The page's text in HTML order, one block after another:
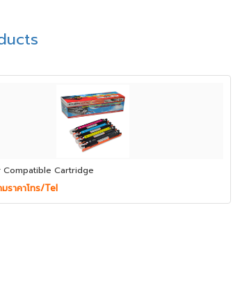
Compatible Cartridge
ราคาโทร/Tel